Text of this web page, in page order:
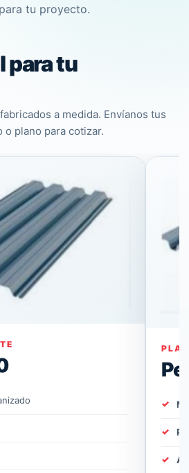
tu proyecto.
para tu
a medida. Envíanos tus
o plano para cotizar.